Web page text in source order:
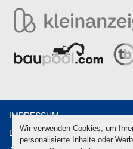
Wir verwenden Cookies, um
personalisierte Inhalte oder
IMPRESSUM
DATENSCHUTZ